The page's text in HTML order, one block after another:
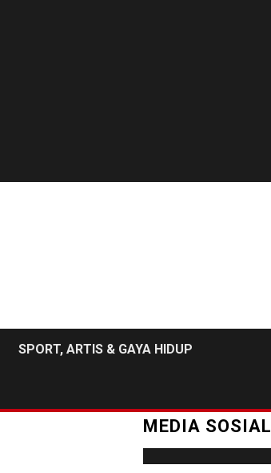
SPORT, ARTIS & GAYA HIDUP
MEDIA SOSIAL